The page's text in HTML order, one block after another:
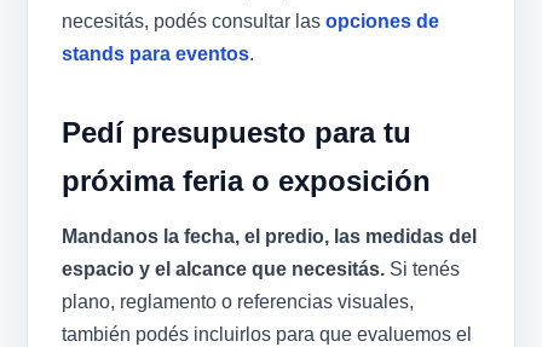
necesitás, podés consultar lasopciones de
stands para eventos.
Pedí presupuesto para tu
próxima feria o exposición
Mandanos la fecha, el predio, las medidas del
espacio y el alcance que necesitás. Si tenés
plano, reglamento o referencias visuales,
también podés incluirlos para que evaluemos el